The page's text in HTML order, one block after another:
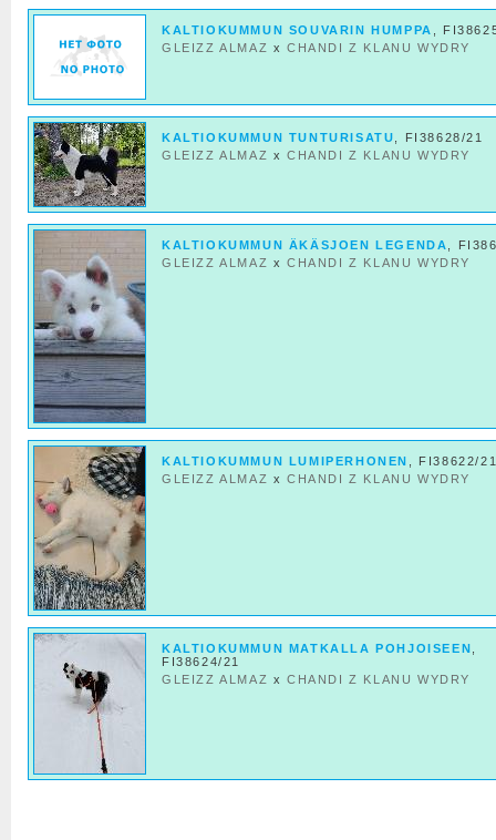
KALTIOKUMMUN SOUVARIN HUMPPA
,
GLEIZZ ALMAZ xCHANDI Z KLANU WYDRY
KALTIOKUMMUN TUNTURISATU
, FI38628/21
GLEIZZ ALMAZ xCHANDI Z KLANU WYDRY
KALTIOKUMMUN ÄKÄSJOEN LEGENDA
,
GLEIZZ ALMAZ xCHANDI Z KLANU WYDRY
KALTIOKUMMUN LUMIPERHONEN
, FI38622/
GLEIZZ ALMAZ xCHANDI Z KLANU WYDRY
KALTIOKUMMUN MATKALLA POHJOISEEN
FI38624/21
GLEIZZ ALMAZ xCHANDI Z KLANU WYDRY